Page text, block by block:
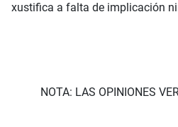
xustifica a falta de implicación
NOTA: LAS OPINIONES